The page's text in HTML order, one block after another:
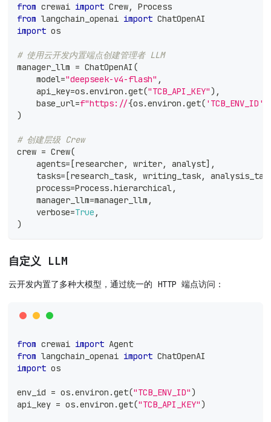
from crewai import Crew,
Process
from langchain_openai import ChatOpenAI
import os
# 使用云开发内置端点创建管理者 LLM
manager_llm = ChatOpenAI (
    model
="deepseek-v4-flash" ,
    api_key
=os.environ .get("TCB_API_KEY") ,
    base_url
=f"https://{os.environ .get( 'TCB_ENV_ID'
)
# 创建层级 Crew
crew = Crew(
    agents
= [researcher, writer, analyst] ,
    tasks
= [research_task, writing_task,
    process
=Process.hierarchical ,
    manager_llm
=manager_llm ,
    verbose
=True ,
)
自定义 LLM
云开发内置了多种大模型，通过统一的 HTTP 端点访问：
from crewai import Agent
from langchain_openai import ChatOpenAI
import os
env_id = os.environ .get("TCB_ENV_ID")
api_key = os.environ .get("TCB_API_KEY")